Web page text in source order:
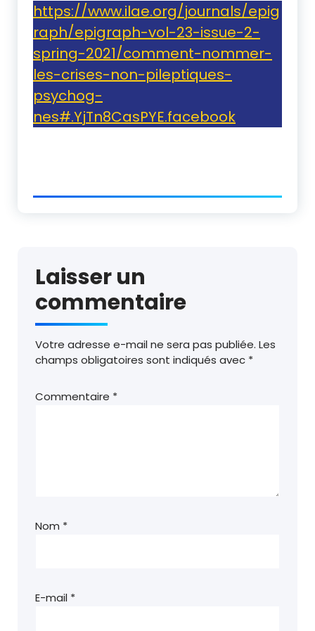
https://www.ilae.org/journals/epig
raph/epigraph-vol-23-issue-2-
spring-2021/comment-nommer-
les-crises-non-pileptiques-
psychog-
nes#.YjTn8CasPYE.facebook
Laisser un
commentaire
Votre adresse e-mail ne sera pas publiée. Les
champs obligatoires sont indiqués avec *
Commentaire *
Nom *
E-mail *